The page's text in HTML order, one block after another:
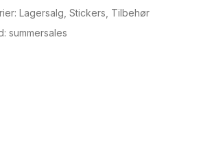
Lagersalg Stickers Tilbehør
summersales